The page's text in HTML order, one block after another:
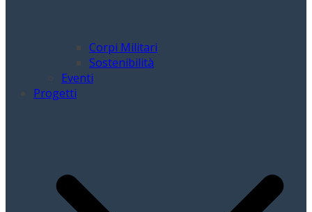
Corpi Militari
Sostenibilità
Eventi
Progetti